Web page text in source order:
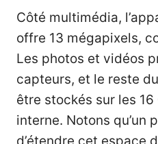
Côté multimédia,
offre 13 mégapixels,
Les photos et vidéos
capteurs, et le reste
être stockés sur les 16
interne. Notons qu’un